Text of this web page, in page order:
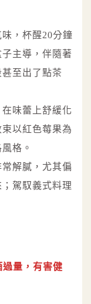
，杯醒20分鐘
主導，伴隨著
至出了點茶
味蕾上舒緩化
以紅色莓果為
格。
解膩，尤其偏
駕馭義式料理
量，有害健